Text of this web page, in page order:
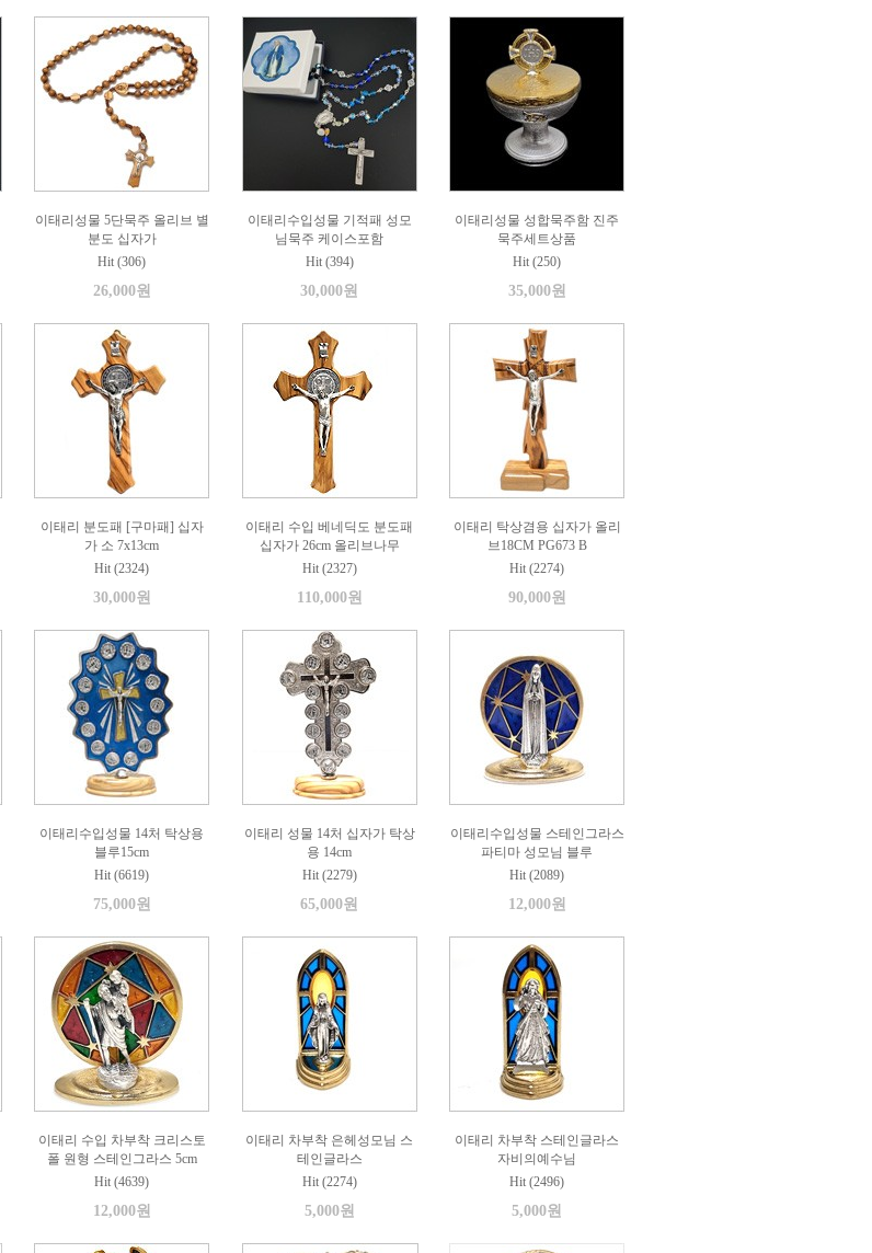
이태리성물 5단묵주 올리브 별
분도 십자가
Hit (306)
26,000원
이태리수입성물 기적패 성모
님묵주 케이스포함
Hit (394)
30,000원
이태리성물 성합묵주함 진주
묵주세트상품
Hit (250)
35,000원
이태리 분도패 [구마패] 십자
가 소 7x13cm
Hit (2324)
30,000원
이태리 수입 베네딕도 분도패
십자가 26cm 올리브나무
Hit (2327)
110,000원
이태리 탁상겸용 십자가 올리
브18CM PG673 B
Hit (2274)
90,000원
이태리수입성물 14처 탁상용
블루15cm
Hit (6619)
75,000원
이태리 성물 14처 십자가 탁상
용 14cm
Hit (2279)
65,000원
이태리수입성물 스테인그라스
파티마 성모님 블루
Hit (2089)
12,000원
이태리 수입 차부착 크리스토
폴 원형 스테인그라스 5cm
Hit (4639)
12,000원
이태리 차부착 은헤성모님 스
테인글라스
Hit (2274)
5,000원
이태리 차부착 스테인글라스
자비의예수님
Hit (2496)
5,000원